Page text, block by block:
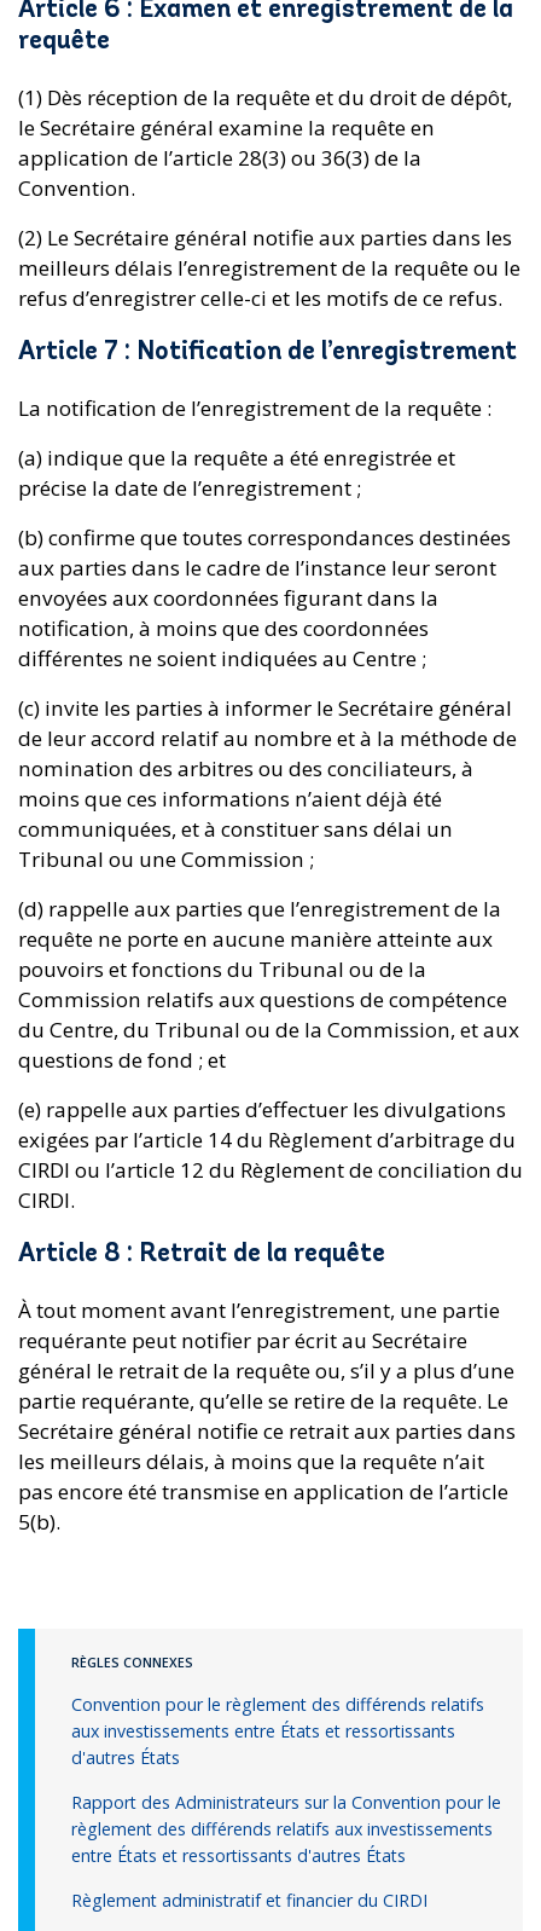
Article 6 : Examen et enregistrement de la
requête
(1) Dès réception de la requête et du droit de dépôt,
le Secrétaire général examine la requête en
application de l’article 28(3) ou 36(3) de la
Convention.
(2) Le Secrétaire général notifie aux parties dans les
meilleurs délais l’enregistrement de la requête ou le
refus d’enregistrer celle-ci et les motifs de ce refus.
Article 7 : Notification de l’enregistrement
La notification de l’enregistrement de la requête :
(a) indique que la requête a été enregistrée et
précise la date de l’enregistrement ;
(b) confirme que toutes correspondances destinées
aux parties dans le cadre de l’instance leur seront
envoyées aux coordonnées figurant dans la
notification, à moins que des coordonnées
différentes ne soient indiquées au Centre ;
(c) invite les parties à informer le Secrétaire général
de leur accord relatif au nombre et à la méthode de
nomination des arbitres ou des conciliateurs, à
moins que ces informations n’aient déjà été
communiquées, et à constituer sans délai un
Tribunal ou une Commission ;
(d) rappelle aux parties que l’enregistrement de la
requête ne porte en aucune manière atteinte aux
pouvoirs et fonctions du Tribunal ou de la
Commission relatifs aux questions de compétence
du Centre, du Tribunal ou de la Commission, et aux
questions de fond ; et
(e) rappelle aux parties d’effectuer les divulgations
exigées par l’article 14 du Règlement d’arbitrage du
CIRDI ou l’article 12 du Règlement de conciliation du
CIRDI.
Article 8 : Retrait de la requête
À tout moment avant l’enregistrement, une partie
requérante peut notifier par écrit au Secrétaire
général le retrait de la requête ou, s’il y a plus d’une
partie requérante, qu’elle se retire de la requête. Le
Secrétaire général notifie ce retrait aux parties dans
les meilleurs délais, à moins que la requête n’ait
pas encore été transmise en application de l’article
5(b).
RÈGLES CONNEXES
Convention pour le règlement des différends relatifs
aux investissements entre États et ressortissants
d'autres États
Rapport des Administrateurs sur la Convention pour le
règlement des différends relatifs aux investissements
entre États et ressortissants d'autres États
Règlement administratif et financier du CIRDI